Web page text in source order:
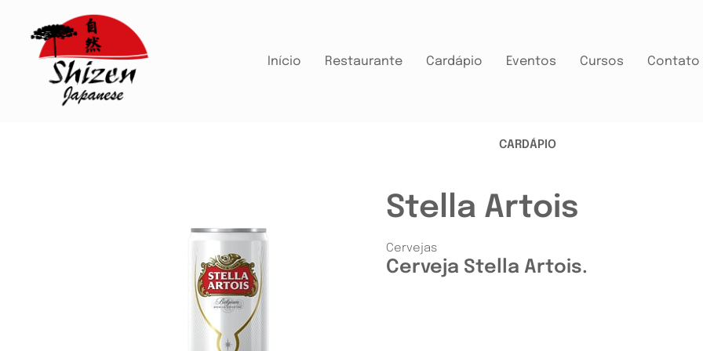
Início Restaurante Cardápio Eventos Cursos Contato
CARDÁPIO
Stella Artois
Cervejas
Cerveja Stella Artois.